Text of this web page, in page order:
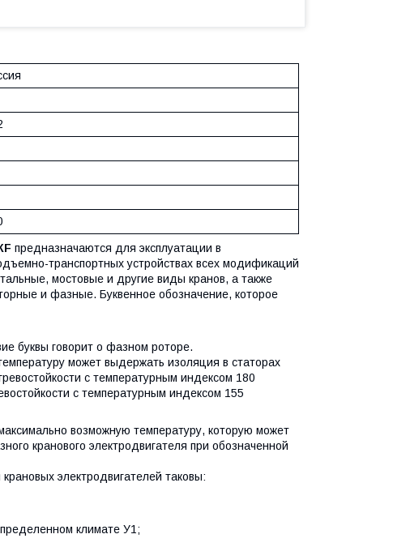
предназначаются для эксплуатации в
транспортных устройствах всех модификаций
мостовые и другие виды кранов, а также
и фазные. Буквенное обозначение, которое
буквы говорит о фазном роторе.
может выдержать изоляция в статорах
с температурным индексом 180
с температурным индексом 155
возможную температуру, которую может
кранового электродвигателя при обозначенной
электродвигателей таковы:
климате У1;